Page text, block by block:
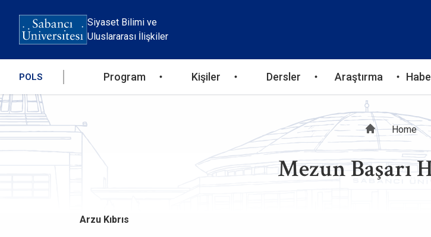
Siyaset Bilimi ve
Uluslararası İlişkiler
POLS
Ana
menüsü
Program Kişiler Dersler Araştırma
Home
Mezun Başarı
Arzu Kıbrıs